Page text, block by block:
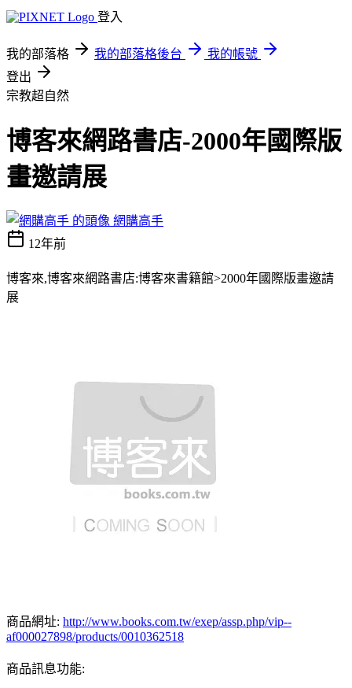
登入
我的部落格 我的部落格後台
我的帳號
登出
宗教超自然
博客來網路書店-2000年國際版
畫邀請展
網購高手
12年前
博客來,博客來網路書店:博客來書籍館>2000年國際版畫邀請
展
商品網址: http://www.books.com.tw/exep/assp.php/vip--
af000027898/products/0010362518
商品訊息功能: